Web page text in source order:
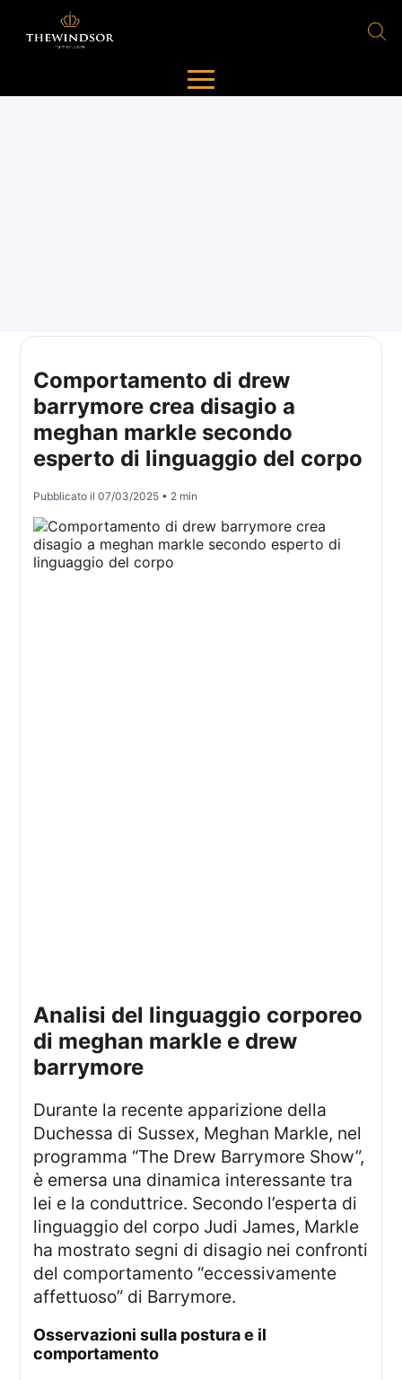
Comportamento di drew
barrymore crea disagio a
meghan markle secondo
esperto di linguaggio del corpo
Pubblicato il07/03/2025 • 2 min
analisi del linguaggio corporeo
di meghan markle e drew
barrymore
Durante la recente apparizione della
Duchessa di Sussex, Meghan Markle, nel
programma “The Drew Barrymore Show”,
è emersa una dinamica interessante tra
lei e la conduttrice. Secondo l’esperta di
linguaggio del corpo Judi James, Markle
ha mostrato segni di disagio nei confronti
del comportamento “eccessivamente
affettuoso” di Barrymore.
osservazioni sulla postura e il
comportamento